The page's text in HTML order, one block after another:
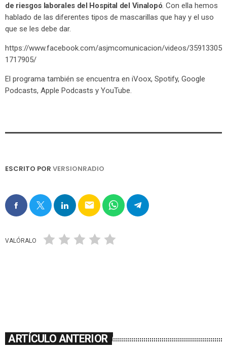
de riesgos laborales del Hospital del Vinalopó . Con ella hemos
hablado de las diferentes tipos de mascarillas que hay y el uso
que se les debe dar.
https://www.facebook.com/asjmcomunicacion/videos/35913305
1717905/
El programa también se encuentra en iVoox, Spotify, Google
Podcasts, Apple Podcasts y YouTube.
ESCRITO POR VERSIONRADIO
email
VALÓRALO
ARTÍCULO ANTERIOR